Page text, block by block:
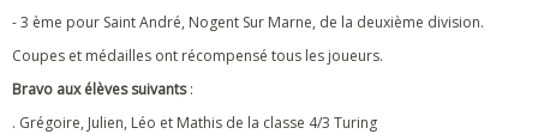
- 3 ème pour Saint André, Nogent Sur Marne, de la deuxième division.
Coupes et médailles ont récompensé tous les joueurs.
Bravo aux élèves suivants:
. Grégoire, Julien, Léo et Mathis de la classe 4/3 Turing